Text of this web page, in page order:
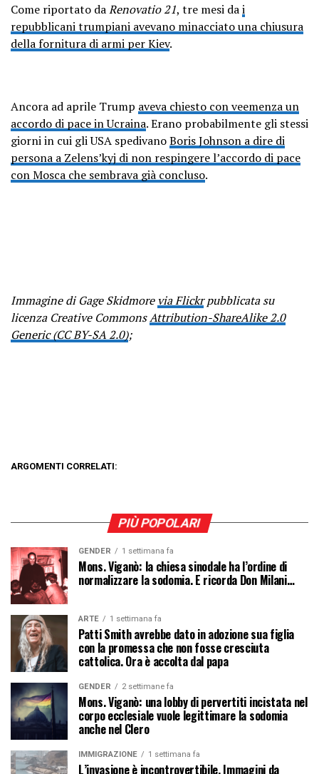
Come riportato daRenovatio 21, tre mesi dai
repubblicani trumpiani avevano minacciato una chiusura
della fornitura di armi per Kiev.
Ancora ad aprile Trump aveva chiesto con veemenza un
accordo di pace in Ucraina. Erano probabilmente gli stessi
giorni in cui gli USA spedivanoBoris Johnson a dire di
persona a Zelens’kyj di non respingere l’accordo di pace
con Mosca che sembrava già concluso.
Immagine di Gage Skidmorevia Flickrpubblicata su
licenza Creative CommonsAttribution-ShareAlike 2.0
Generic (CC BY-SA 2.0);
ARGOMENTI CORRELATI:
PIÙ POPOLARI
GENDER 1 settimana fa
Mons. Viganò: la chiesa sinodale ha l’ordine di
normalizzare la sodomia. E ricorda Don Milani…
ARTE 1 settimana fa
Patti Smith avrebbe dato in adozione sua figlia
con la promessa che non fosse cresciuta
cattolica. Ora è accolta dal papa
GENDER 2 settimane fa
Mons. Viganò: una lobby di pervertiti incistata nel
corpo ecclesiale vuole legittimare la sodomia
anche nel Clero
IMMIGRAZIONE 1 settimana fa
L’invasione è incontrovertibile. Immagini da